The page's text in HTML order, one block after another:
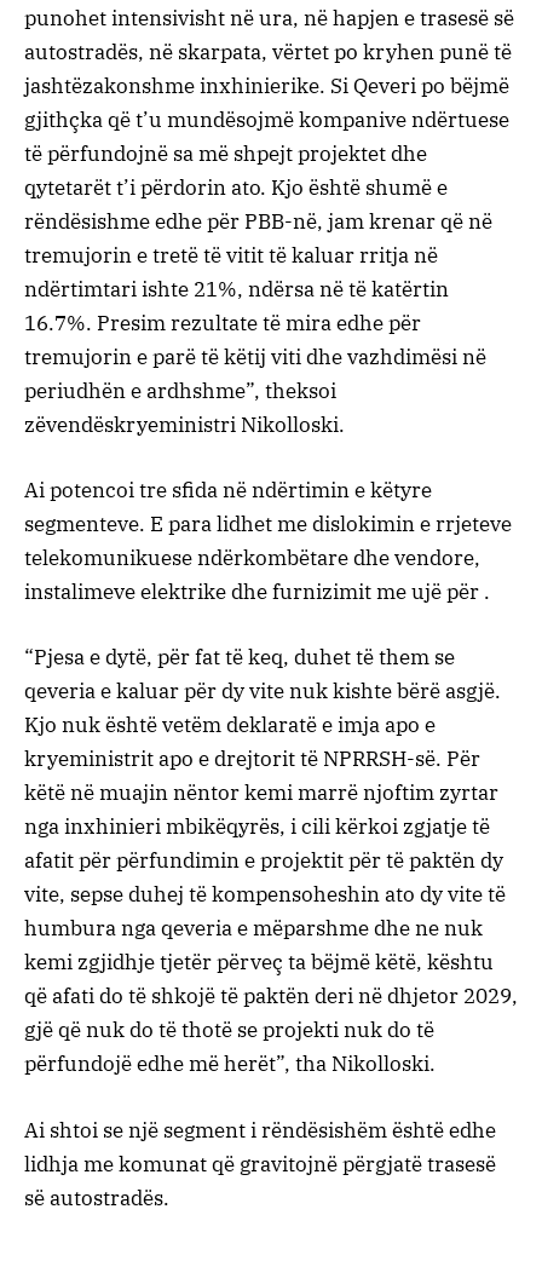
punohet intensivisht në ura, në hapjen e trasesë së
autostradës, në skarpata, vërtet po kryhen punë të
jashtëzakonshme inxhinierike. Si Qeveri po bëjmë
gjithçka që t’u mundësojmë kompanive ndërtuese
të përfundojnë sa më shpejt projektet dhe
qytetarët t’i përdorin ato. Kjo është shumë e
rëndësishme edhe për PBB-në, jam krenar që në
tremujorin e tretë të vitit të kaluar rritja në
ndërtimtari ishte 21%, ndërsa në të katërtin
16.7%. Presim rezultate të mira edhe për
tremujorin e parë të këtij viti dhe vazhdimësi në
periudhën e ardhshme”, theksoi
zëvendëskryeministri Nikolloski.
Ai potencoi tre sfida në ndërtimin e këtyre
segmenteve. E para lidhet me dislokimin e rrjeteve
telekomunikuese ndërkombëtare dhe vendore,
instalimeve elektrike dhe furnizimit me ujë për .
“Pjesa e dytë, për fat të keq, duhet të them se
qeveria e kaluar për dy vite nuk kishte bërë asgjë.
Kjo nuk është vetëm deklaratë e imja apo e
kryeministrit apo e drejtorit të NPRRSH-së. Për
këtë në muajin nëntor kemi marrë njoftim zyrtar
nga inxhinieri mbikëqyrës, i cili kërkoi zgjatje të
afatit për përfundimin e projektit për të paktën dy
vite, sepse duhej të kompensoheshin ato dy vite të
humbura nga qeveria e mëparshme dhe ne nuk
kemi zgjidhje tjetër përveç ta bëjmë këtë, kështu
që afati do të shkojë të paktën deri në dhjetor 2029,
gjë që nuk do të thotë se projekti nuk do të
përfundojë edhe më herët”, tha Nikolloski.
Ai shtoi se një segment i rëndësishëm është edhe
lidhja me komunat që gravitojnë përgjatë trasesë
së autostradës.